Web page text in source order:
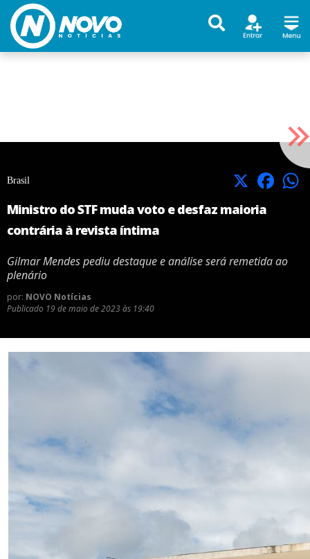
Brasil X Facebook
Ministro do STF muda voto e desfaz maioria
contrária à revista íntima
Gilmar Mendes pediu destaque e análise será remetida ao
plenário
por: NOVO Notícias
Publicado 19 de maio de 2023 às 19:40